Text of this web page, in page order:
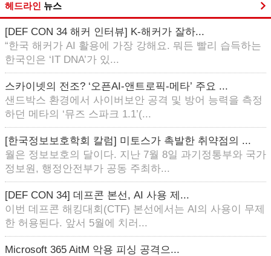
헤드라인 뉴스
[DEF CON 34 해커 인터뷰] K-해커가 잘하...
“한국 해커가 AI 활용에 가장 강해요. 뭐든 빨리 습득하는
한국인은 ‘IT DNA’가 있...
스카이넷의 전조? ‘오픈AI-앤트로픽-메타’ 주요 ...
샌드박스 환경에서 사이버보안 공격 및 방어 능력을 측정
하던 메타의 ‘뮤즈 스파크 1.1’(...
[한국정보보호학회 칼럼] 미토스가 촉발한 취약점의 ...
월은 정보보호의 달이다. 지난 7월 8일 과기정통부와 국가
정보원, 행정안전부가 공동 주최하...
[DEF CON 34] 데프콘 본선, AI 사용 제...
이번 데프콘 해킹대회(CTF) 본선에서는 AI의 사용이 무제
한 허용된다. 앞서 5월에 치러...
Microsoft 365 AitM 악용 피싱 공격으...